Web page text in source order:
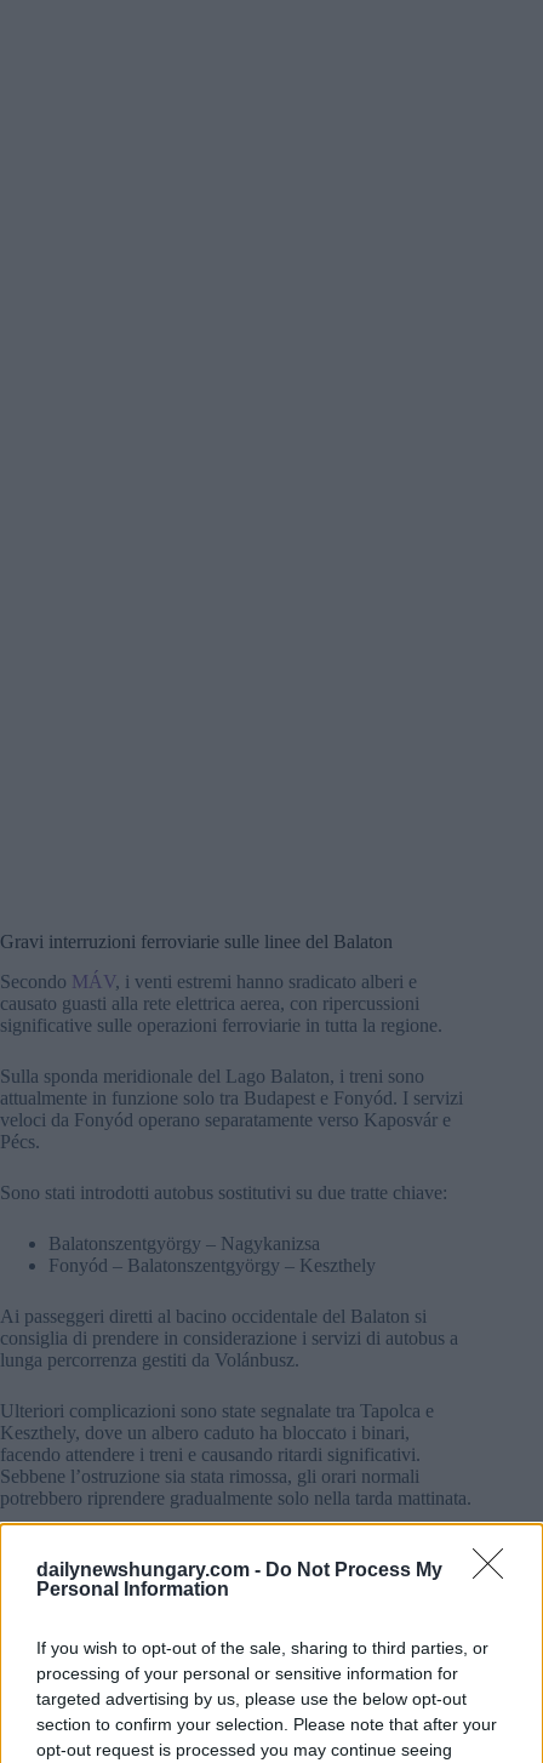
dailynewshungary.com - Do Not Process My
Personal Information
If you wish to opt-out of the sale, sharing to third parties, or
processing of your personal or sensitive information for
targeted advertising by us, please use the below opt-out
section to confirm your selection. Please note that after your
opt-out request is processed you may continue seeing
Gravi interruzioni ferroviarie sulle linee del Balaton
Secondo MÁV, i venti estremi hanno sradicato alberi e
causato guasti alla rete elettrica aerea, con ripercussioni
significative sulle operazioni ferroviarie in tutta la regione.
Sulla sponda meridionale del Lago Balaton, i treni sono
attualmente in funzione solo tra Budapest e Fonyód. I servizi
veloci da Fonyód operano separatamente verso Kaposvár e
Pécs.
Sono stati introdotti autobus sostitutivi su due tratte chiave:
Balatonszentgyörgy – Nagykanizsa
Fonyód – Balatonszentgyörgy – Keszthely
Ai passeggeri diretti al bacino occidentale del Balaton si
consiglia di prendere in considerazione i servizi di autobus a
lunga percorrenza gestiti da Volánbusz.
Ulteriori complicazioni sono state segnalate tra Tapolca e
Keszthely, dove un albero caduto ha bloccato i binari,
facendo attendere i treni e causando ritardi significativi.
Sebbene l’ostruzione sia stata rimossa, gli orari normali
potrebbero riprendere gradualmente solo nella tarda mattinata.